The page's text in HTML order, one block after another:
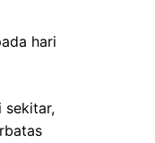
hari
sekitar,